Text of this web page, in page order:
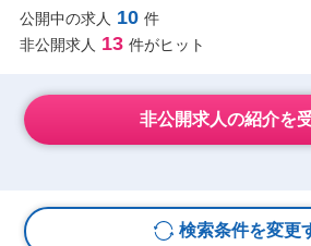
公開中の求人 10 件
非公開求人 13 件がヒット
非公開求人の紹介を
検索条件を変更